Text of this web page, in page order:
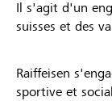
Il s'agit d'un
suisses et des
Raiffeisen
sportive et